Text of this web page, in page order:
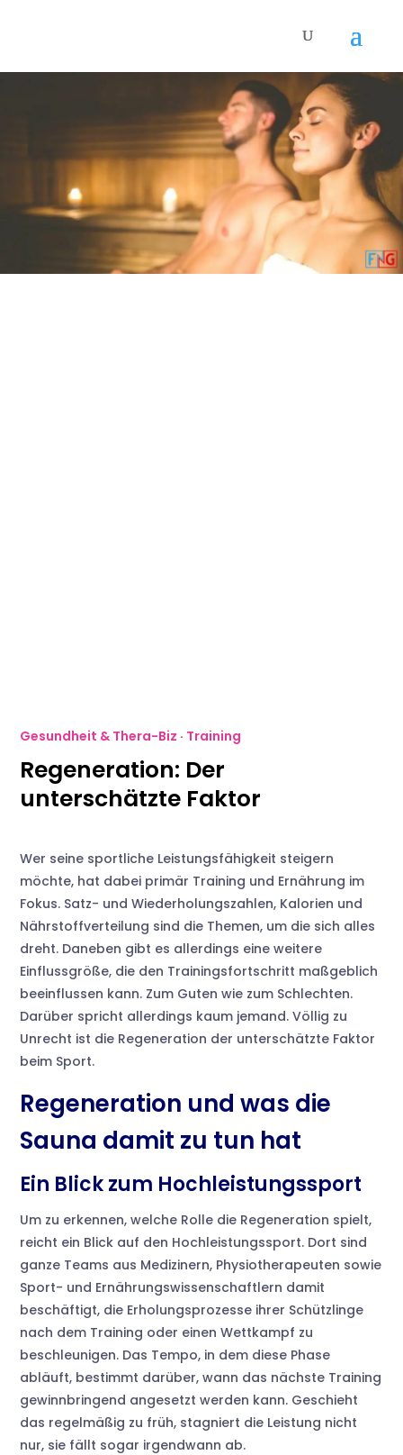
Gesundheit & Thera-Biz · Training
Regeneration: Der
unterschätzte Faktor
Wer seine sportliche Leistungsfähigkeit steigern
möchte, hat dabei primär Training und Ernährung im
Fokus. Satz- und Wiederholungszahlen, Kalorien und
Nährstoffverteilung sind die Themen, um die sich alles
dreht. Daneben gibt es allerdings eine weitere
Einflussgröße, die den Trainingsfortschritt maßgeblich
beeinflussen kann. Zum Guten wie zum Schlechten.
Darüber spricht allerdings kaum jemand. Völlig zu
Unrecht ist die Regeneration der unterschätzte Faktor
beim Sport.
Regeneration und was die
Sauna damit zu tun hat
Ein Blick zum Hochleistungssport
Um zu erkennen, welche Rolle die Regeneration spielt,
reicht ein Blick auf den Hochleistungssport. Dort sind
ganze Teams aus Medizinern, Physiotherapeuten sowie
Sport- und Ernährungswissenschaftlern damit
beschäftigt, die Erholungsprozesse ihrer Schützlinge
nach dem Training oder einen Wettkampf zu
beschleunigen. Das Tempo, in dem diese Phase
abläuft, bestimmt darüber, wann das nächste Training
gewinnbringend angesetzt werden kann. Geschieht
das regelmäßig zu früh, stagniert die Leistung nicht
nur, sie fällt sogar irgendwann ab.